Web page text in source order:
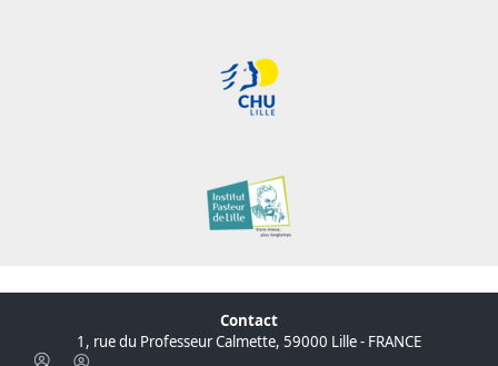
Contact
1, rue du Professeur Calmette, 59000 Lille - FRANCE